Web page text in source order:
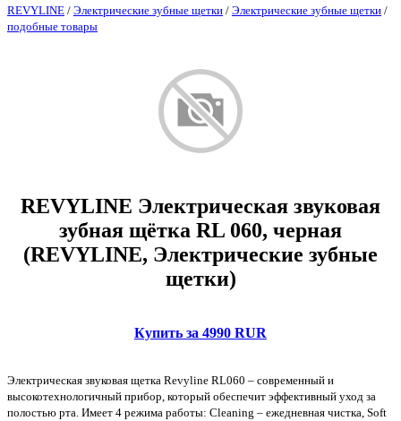
REVYLINE / Электрические зубные щетки / Электрические зубные щетки /
подобные товары
REVYLINE Электрическая звуковая
зубная щётка RL 060, черная
(REVYLINE, Электрические зубные
щетки)
Купить за 4990 RUR
Электрическая звуковая щетка Revyline RL060 – современный и
высокотехнологичный прибор, который обеспечит эффективный уход за
полостью рта. Имеет 4 режима работы: Cleaning – ежедневная чистка, Soft